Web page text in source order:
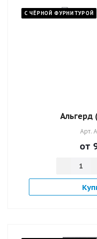
С ЧЁРНОЙ ФУРНИТУРОЙ
Альгерд
Арт.
от